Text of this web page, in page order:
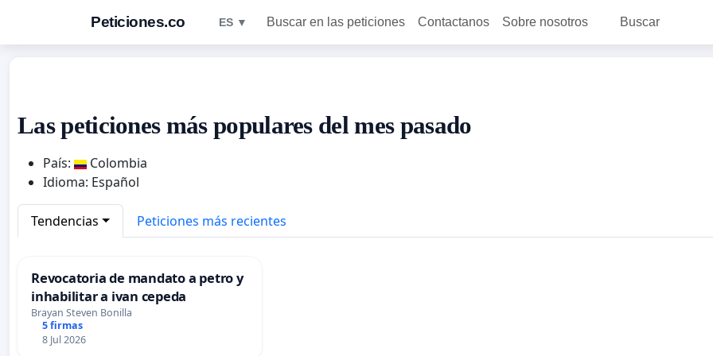
Peticiones.co ES ▼ Buscar en las peticiones Contactanos Sobre nosotros Buscar
Las peticiones más populares del mes pasado
País:
Colombia
Idioma: Español
Tendencias Peticiones más recientes
Revocatoria de mandato a petro y
inhabilitar a ivan cepeda
Brayan Steven Bonilla
5 firmas
8 Jul 2026